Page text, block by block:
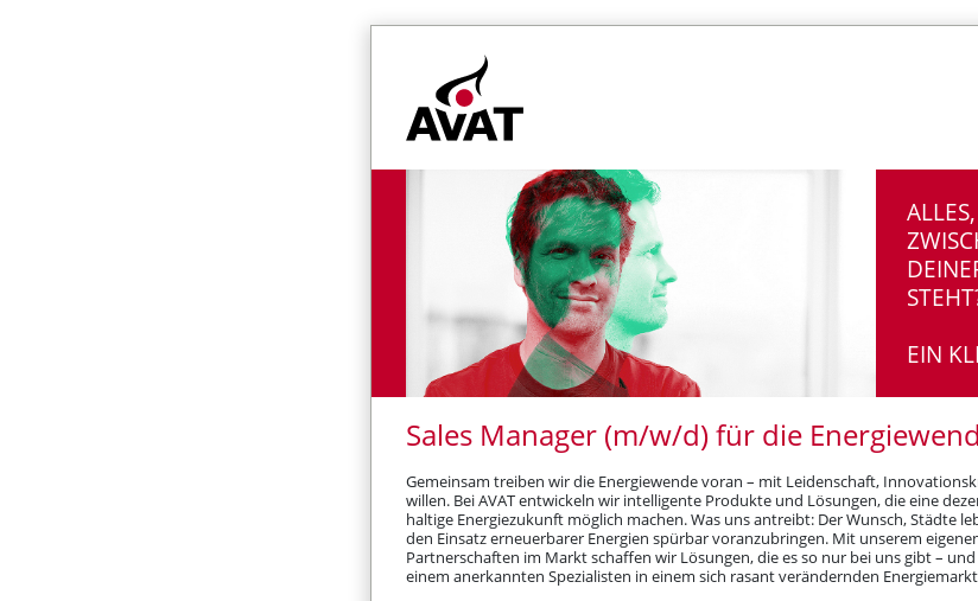
EIN
Sales Manager (m/w/d) für die
Gemeinsam treiben wir die Energiewende voran – mit Leidenschaft,
willen. Bei AVAT entwickeln wir intelligente Produkte und Lösungen, die eine
haltige Energiezukunft möglich machen. Was uns antreibt: Der Wunsch, Städte
den Einsatz erneuerbarer Energien spürbar voranzubringen. Mit unserem
Partnerschaften im Markt schaffen wir Lösungen, die es so nur bei uns gibt –
einem anerkannten Spezialisten in einem sich rasant verändernden